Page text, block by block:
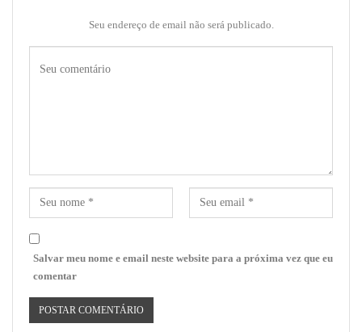
Seu endereço de email não será publicado.
Salvar meu nome e email neste website para a próxima vez que eu
comentar